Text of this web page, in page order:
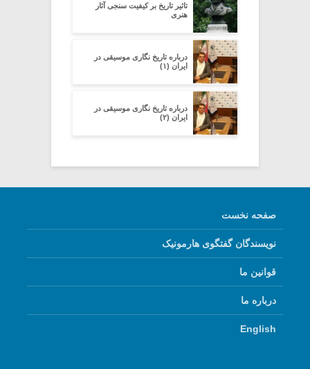
تاثیر تاریخ بر کیفیت سنجی آثار
هنری
درباره تاریخ نگاری موسیقی در
ایران (۱)
درباره تاریخ نگاری موسیقی در
ایران (۲)
صفحه نخست
نویسندگان گفتگوی هارمونیک
قوانین ما
درباره ما
English